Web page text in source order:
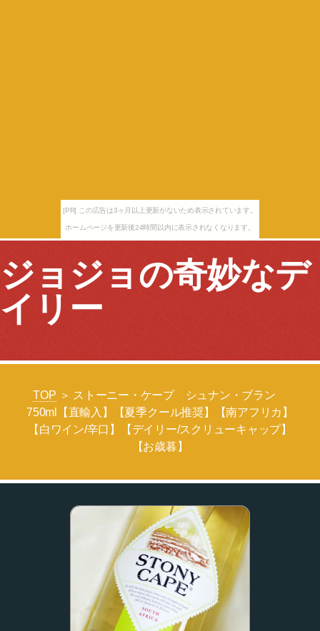
[PR] この広告は3ヶ月以上更新がないため表示されています。
ホームページを更新後24時間以内に表示されなくなります。
ジョジョの奇妙なデ
イリー
TOP ＞ ストーニー・ケープ シュナン・ブラン
750ml【直輸入】【夏季クール推奨】【南アフリカ】
【白ワイン/辛口】【デイリー/スクリューキャップ】
【お歳暮】